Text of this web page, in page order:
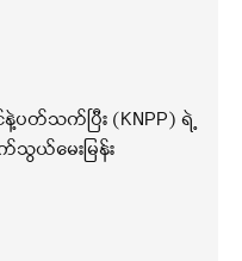
ပတ်သက်ပြီး (KNPP) ရဲ့
ယ်မေးမြန်း